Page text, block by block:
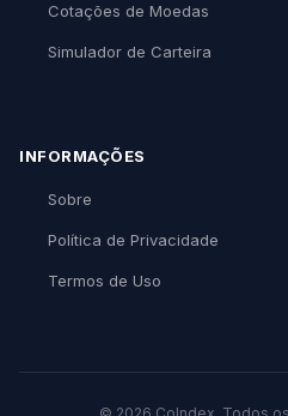
Cotações de Moedas
Simulador de Carteira
INFORMAÇÕES
Sobre
Política de Privacidade
Termos de Uso